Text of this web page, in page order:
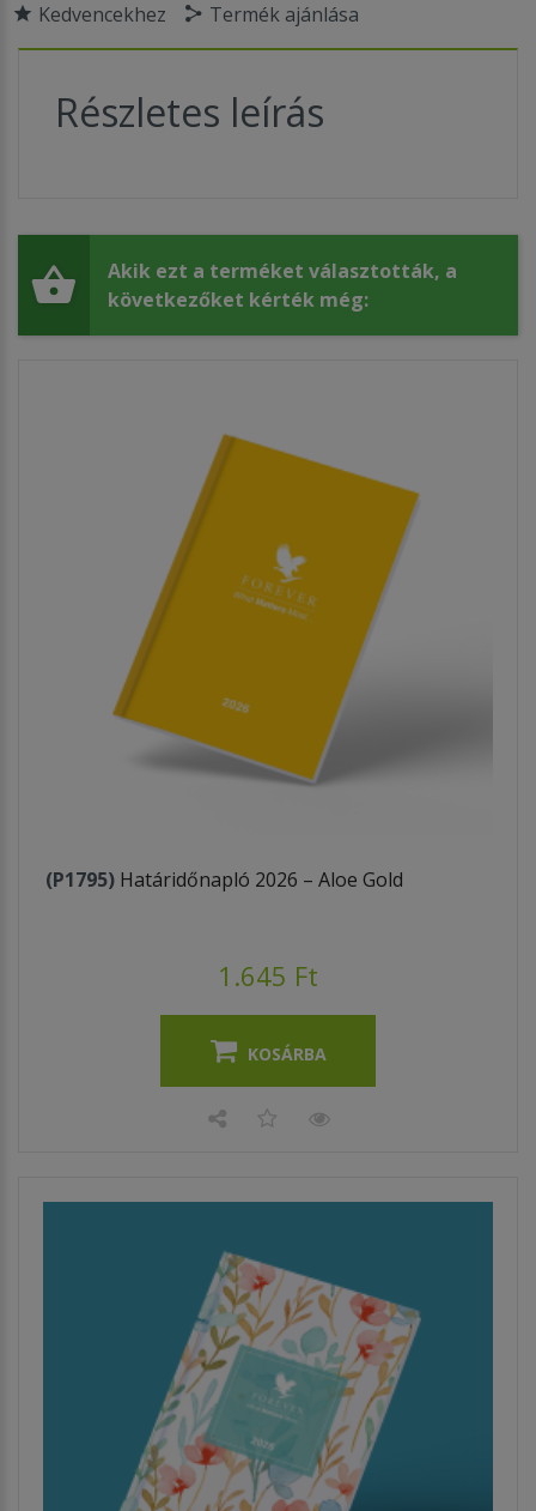
Kedvencekhez Termék ajánlása
Részletes leírás
Akik ezt a terméket választották, a
következőket kérték még:
(P1795) Határidőnapló 2026 – Aloe Gold
1.645 Ft
KOSÁRBA